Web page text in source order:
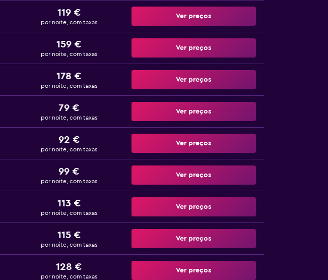
119 €
por noite, com taxas
Ver preços
159 €
por noite, com taxas
Ver preços
178 €
por noite, com taxas
Ver preços
79 €
por noite, com taxas
Ver preços
92 €
por noite, com taxas
Ver preços
99 €
por noite, com taxas
Ver preços
113 €
por noite, com taxas
Ver preços
115 €
por noite, com taxas
Ver preços
128 €
por noite, com taxas
Ver preços